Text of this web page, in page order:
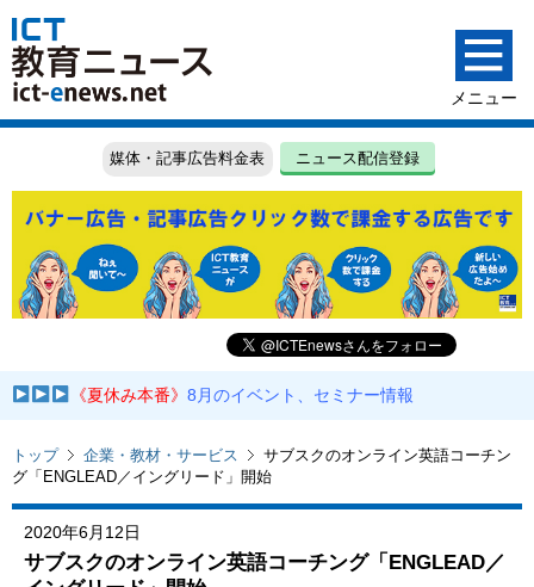
媒体・記事広告料金表 ニュース配信登録
《夏休み本番》8月のイベント、セミナー情報
トップ 企業・教材・サービス
サブスクのオンライン英語コーチン
グ「ENGLEAD／イングリード」開始
2020年6月12日
サブスクのオンライン英語コーチング「ENGLEAD／